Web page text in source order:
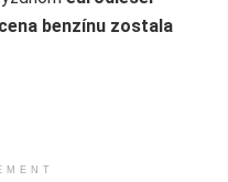
cena benzínu zostala